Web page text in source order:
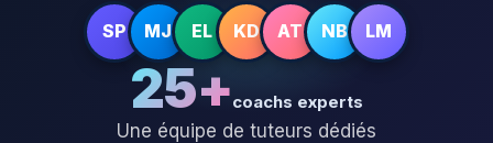
SP MJ EL KD AT NB LM
25+coachs experts
Une équipe de tuteurs dédiés